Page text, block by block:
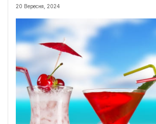
20 Вересня, 2024